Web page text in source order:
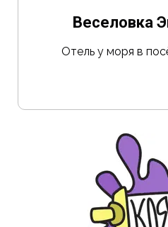
Веселовка
Отель у моря в